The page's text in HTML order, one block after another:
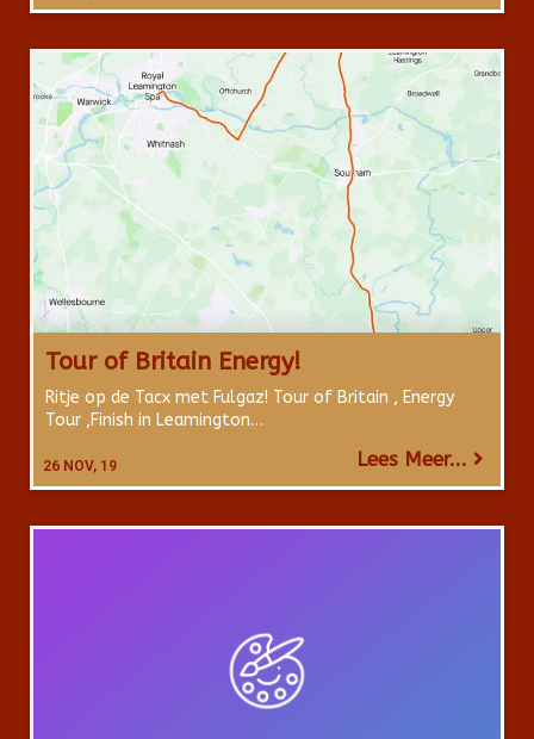
Tour of Britain Energy!
26 NOV, 19
Ritje op de Tacx met Fulgaz! Tour of Britain , Energy
Tour ,Finish in Leamington…
Lees Meer...